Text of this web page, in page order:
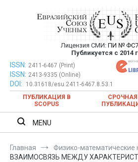
Евразийский
публикация
ежемесячном
Лицензия СМИ: ПИ №
Публикуется с 2014
Евразийский Союз Ученых —
ежемесячном научном
ISSN: 2411-6467 (Print)
ISSN: 2413-9335 (Online)
DOI:
10.31618/esu.2411-6467.8.53.1
ПУБЛИКАЦИЯ В
SCOPUS
СРОЧНАЯ
MENU
Главная
Физико-математические
ВЗАИМОСВЯЗЬ МЕЖДУ